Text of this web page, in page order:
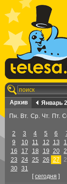
Архив
Январь
Пн. Вт. Ср. Чт. Пт.
2
3 4 5 6
9
10 11 12 13
16
17 18 19 20
23
24 25 26 27
30
31
[cегодня ]